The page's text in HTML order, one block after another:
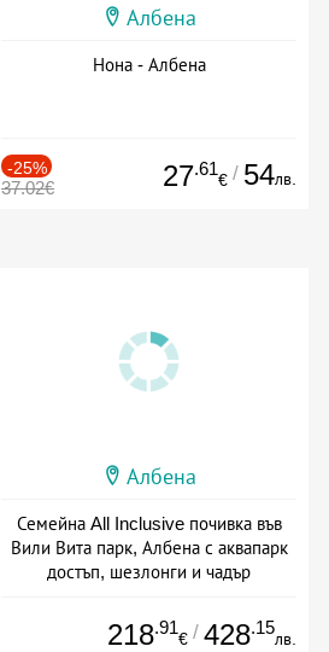
Албена
Нона - Албена
-25%
37.02€ 27.61
€ / 54лв.
Албена
Семейна All Inclusive почивка във
Вили Вита парк, Албена с аквапарк
достъп, шезлонги и чадър
218.91
€ / 428.15
лв.